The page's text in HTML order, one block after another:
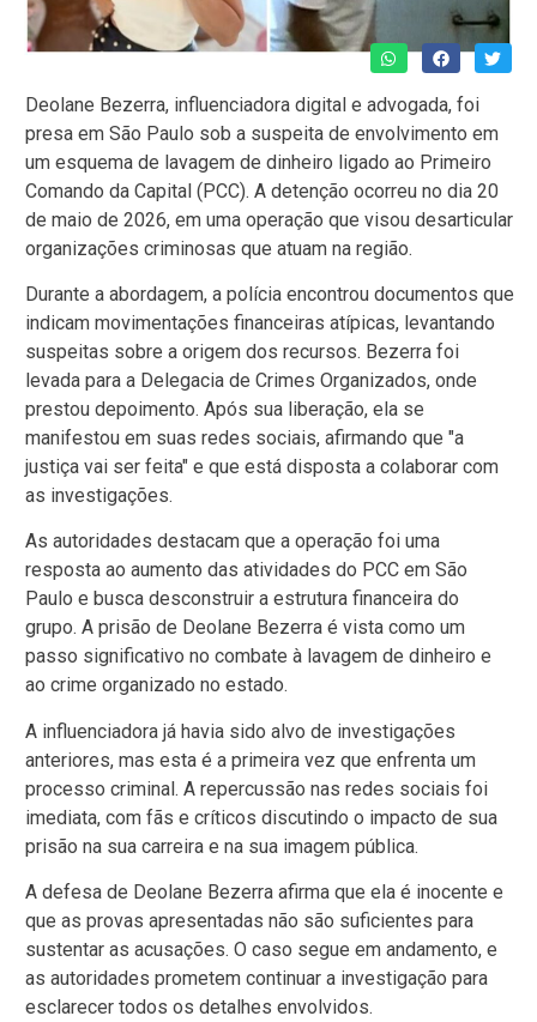
Deolane Bezerra, influenciadora digital e advogada, foi
presa em São Paulo sob a suspeita de envolvimento em
um esquema de lavagem de dinheiro ligado ao Primeiro
Comando da Capital (PCC). A detenção ocorreu no dia 20
de maio de 2026, em uma operação que visou desarticular
organizações criminosas que atuam na região.
Durante a abordagem, a polícia encontrou documentos que
indicam movimentações financeiras atípicas, levantando
suspeitas sobre a origem dos recursos. Bezerra foi
levada para a Delegacia de Crimes Organizados, onde
prestou depoimento. Após sua liberação, ela se
manifestou em suas redes sociais, afirmando que "a
justiça vai ser feita" e que está disposta a colaborar com
as investigações.
As autoridades destacam que a operação foi uma
resposta ao aumento das atividades do PCC em São
Paulo e busca desconstruir a estrutura financeira do
grupo. A prisão de Deolane Bezerra é vista como um
passo significativo no combate à lavagem de dinheiro e
ao crime organizado no estado.
A influenciadora já havia sido alvo de investigações
anteriores, mas esta é a primeira vez que enfrenta um
processo criminal. A repercussão nas redes sociais foi
imediata, com fãs e críticos discutindo o impacto de sua
prisão na sua carreira e na sua imagem pública.
A defesa de Deolane Bezerra afirma que ela é inocente e
que as provas apresentadas não são suficientes para
sustentar as acusações. O caso segue em andamento, e
as autoridades prometem continuar a investigação para
esclarecer todos os detalhes envolvidos.